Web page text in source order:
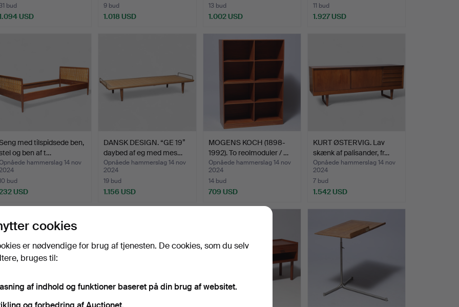
bud
USD
9 bud
1.018 USD
13 bud
1.002 USD
11 bud
1.927 USD
med tilspidsede ben,
og ben af t…
hammerslag 14 nov
bud
USD
DANSK DESIGN. “GE 19”
daybed af eg med mes…
Opnåede hammerslag 14 nov
2024
19 bud
1.156 USD
MOGENS KOCH (1898-
1992). To reolmoduler / …
Opnåede hammerslag 14 nov
2024
14 bud
709 USD
KURT ØSTERVIG. Lav
skænk af palisander, fr…
Opnåede hammerslag 14 nov
2024
7 bud
1.542 USD
cookies
er nødvendige for brug af tjenesten. De cookies, som du selv
bruges til:
af indhold og funktioner baseret på din brug af websitet.